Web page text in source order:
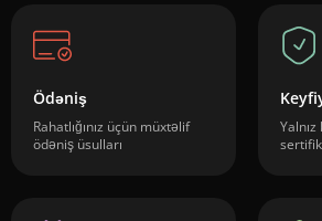
Ödəniş
Rahatlığınız üçün müxtəlif
ödəniş üsulları